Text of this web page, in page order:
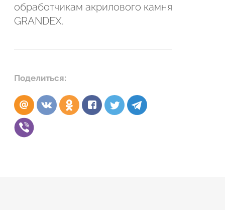
обработчикам акрилового камня
GRANDEX.
Поделиться: